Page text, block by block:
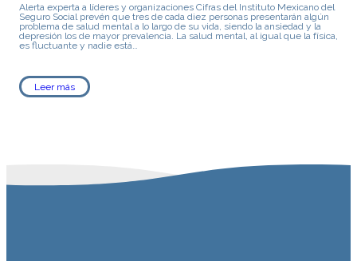
Alerta experta a líderes y organizaciones Cifras del Instituto Mexicano del
Seguro Social prevén que tres de cada diez personas presentarán algún
problema de salud mental a lo largo de su vida, siendo la ansiedad y la
depresión los de mayor prevalencia. La salud mental, al igual que la física,
es fluctuante y nadie está…
Leer más